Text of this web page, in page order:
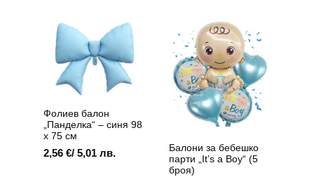
58
см
Фолиев балон
„Панделка“ – синя 98
х 75 см
2,56 €/ 5,01 лв.
Балони за бебешко
парти „It’s a Boy“ (5
броя)